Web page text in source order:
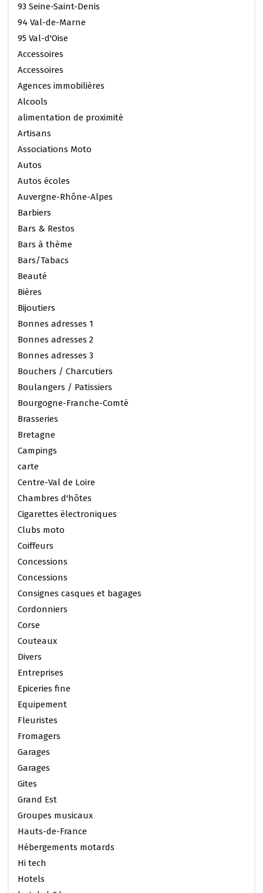
93 Seine-Saint-Denis
94 Val-de-Marne
95 Val-d'Oise
Accessoires
Accessoires
Agences immobilières
Alcools
alimentation de proximité
Artisans
Associations Moto
Autos
Autos écoles
Auvergne-Rhône-Alpes
Barbiers
Bars & Restos
Bars à thème
Bars/Tabacs
Beauté
Bières
Bijoutiers
Bonnes adresses 1
Bonnes adresses 2
Bonnes adresses 3
Bouchers / Charcutiers
Boulangers / Patissiers
Bourgogne-Franche-Comté
Brasseries
Bretagne
Campings
carte
Centre-Val de Loire
Chambres d'hôtes
Cigarettes électroniques
Clubs moto
Coiffeurs
Concessions
Concessions
Consignes casques et bagages
Cordonniers
Corse
Couteaux
Divers
Entreprises
Epiceries fine
Equipement
Fleuristes
Fromagers
Garages
Garages
Gites
Grand Est
Groupes musicaux
Hauts-de-France
Hébergements motards
Hi tech
Hotels